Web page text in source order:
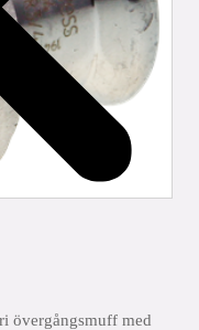
övergångsmuff med